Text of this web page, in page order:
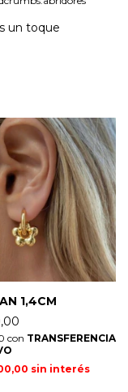
un toque
1,4CM
con TRANSFERENCIA
sin interés